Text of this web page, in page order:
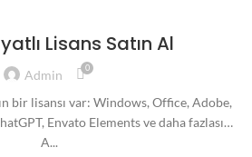
Lisans Satın Al
Admin 0
bir lisansı var: Windows, Office, Adobe,
Envato Elements ve daha fazlası…
A...